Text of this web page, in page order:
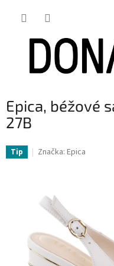
Epica, béžové
27B
Tip Značka: Epica